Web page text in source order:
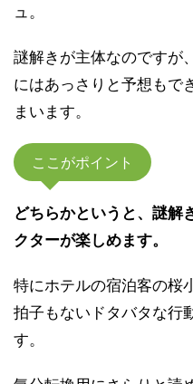
ュ。
謎解きが主体なのですが
にはあっさりと予想もで
まいます。
ここがポイント
どちらかというと、謎解
クターが楽しめます。
特にホテルの宿泊客の桜
拍子もないドタバタな行
す。